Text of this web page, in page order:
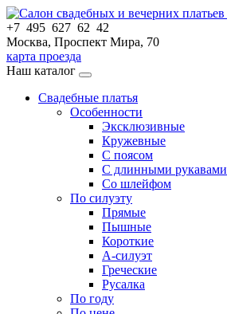
+7 495 627 62 42
Москва, Проспект Мира, 70
карта проезда
Наш каталог
Свадебные платья
Особенности
Эксклюзивные
Кружевные
С поясом
С длинными рукавами
Со шлейфом
По силуэту
Прямые
Пышные
Короткие
А-силуэт
Греческие
Русалка
По году